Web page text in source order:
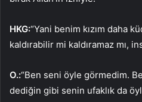
HKG:“Yani benim kızım daha
kaldırabilir mi kaldıramaz mı,
O.:“Ben seni öyle görmedim.
dediğin gibi senin ufaklık da